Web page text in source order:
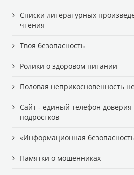
Списки литературных
чтения
Твоя безопасность
Ролики о здоровом питании
Половая неприкосновенность
Сайт - единый телефон доверия
подростков
«Информационная
Памятки о мошенниках